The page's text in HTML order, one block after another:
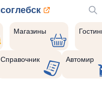
Магазины
Справочник Автомир